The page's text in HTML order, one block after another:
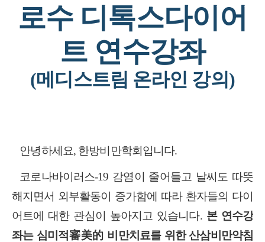
로수 디톡스다이어
트 연수강좌
(메디스트림 온라인 강의 )
안녕하세요, 한방비만학회입니다.
코로나바이러스-19 감염이 줄어들고 날씨도 따뜻
해지면서 외부활동이 증가함에 따라 환자들의 다이
어트에 대한 관심이 높아지고 있습니다. 본 연수강
좌는 심미적審美的 비만치료를 위한 산삼비만약침